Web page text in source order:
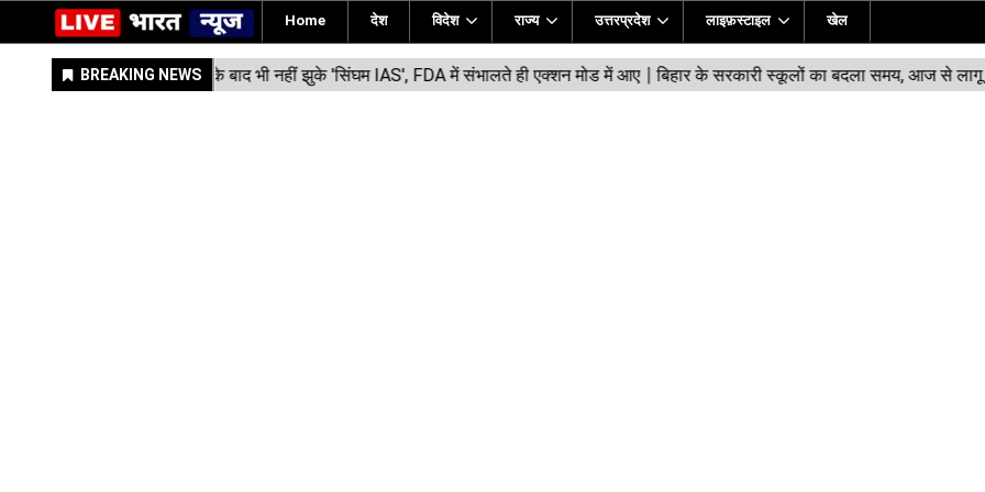
Home देश विदेश राज्य उत्तरप्रदेश लाइफ़स्टाइल खेल